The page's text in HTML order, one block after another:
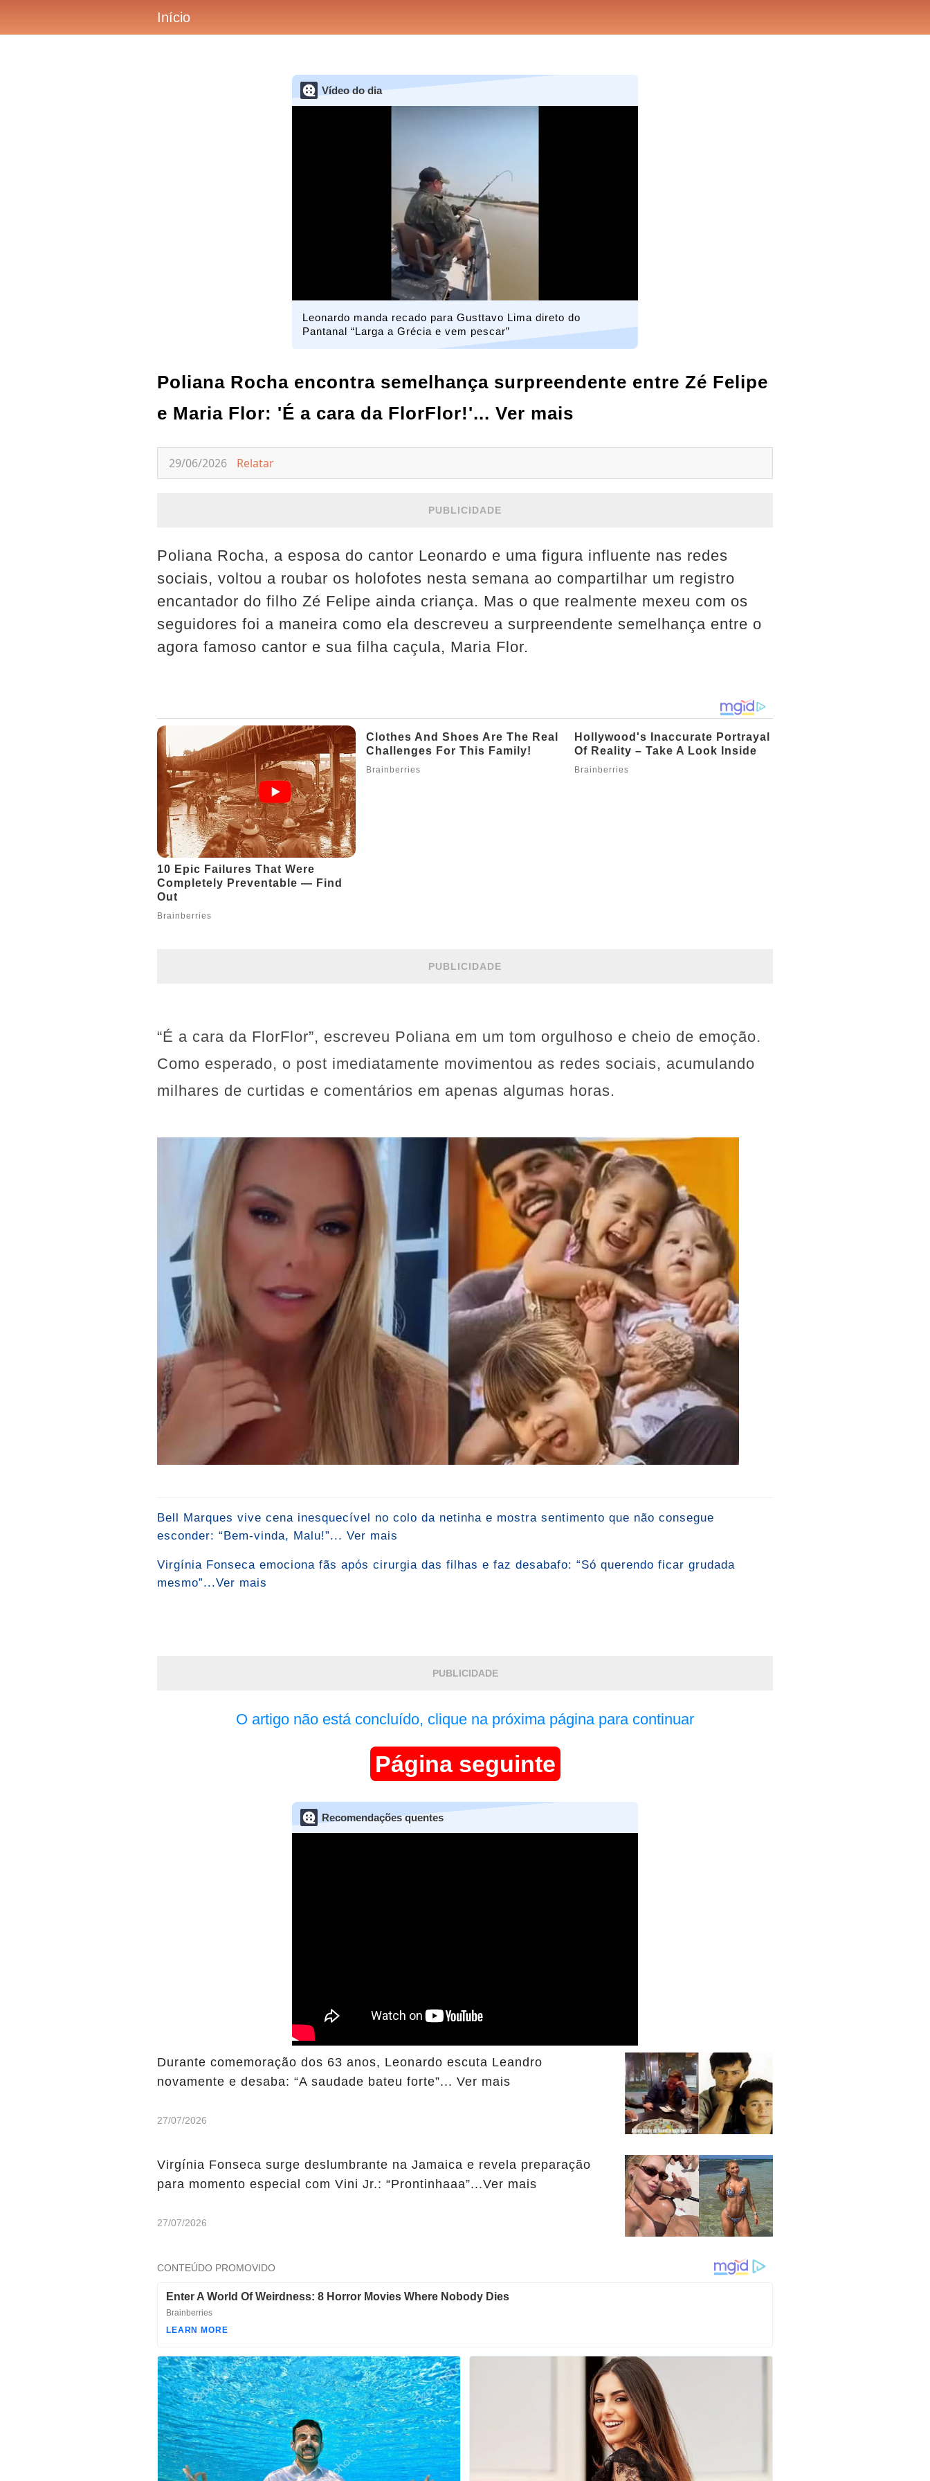
Início
Vídeo do dia
Leonardo manda recado para Gusttavo Lima direto do
Pantanal “Larga a Grécia e vem pescar”
Poliana Rocha encontra semelhança surpreendente entre Zé Felipe
e Maria Flor: 'É a cara da FlorFlor!'... Ver mais
29/06/2026 Relatar
PUBLICIDADE
Poliana Rocha, a esposa do cantor Leonardo e uma figura influente nas redes
sociais, voltou a roubar os holofotes nesta semana ao compartilhar um registro
encantador do filho Zé Felipe ainda criança. Mas o que realmente mexeu com os
seguidores foi a maneira como ela descreveu a surpreendente semelhança entre o
agora famoso cantor e sua filha caçula, Maria Flor.
PUBLICIDADE
“É a cara da FlorFlor”, escreveu Poliana em um tom orgulhoso e cheio de emoção.
Como esperado, o post imediatamente movimentou as redes sociais, acumulando
milhares de curtidas e comentários em apenas algumas horas.
Bell Marques vive cena inesquecível no colo da netinha e mostra sentimento que não consegue
esconder: “Bem-vinda, Malu!”... Ver mais
Virgínia Fonseca emociona fãs após cirurgia das filhas e faz desabafo: “Só querendo ficar grudada
mesmo”...Ver mais
PUBLICIDADE
O artigo não está concluído, clique na próxima página para continuar
Página seguinte
Recomendações quentes
Durante comemoração dos 63 anos, Leonardo escuta Leandro
novamente e desaba: “A saudade bateu forte”... Ver mais
27/07/2026
Virgínia Fonseca surge deslumbrante na Jamaica e revela preparação
para momento especial com Vini Jr.: “Prontinhaaa”...Ver mais
27/07/2026